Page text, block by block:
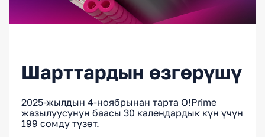
Шарттардын өзгөрүшү
2025-жылдын 4-ноябрынан тарта O!Prime
жазылуусунун баасы 30 календардык күн үчүн
199 сомду түзөт.